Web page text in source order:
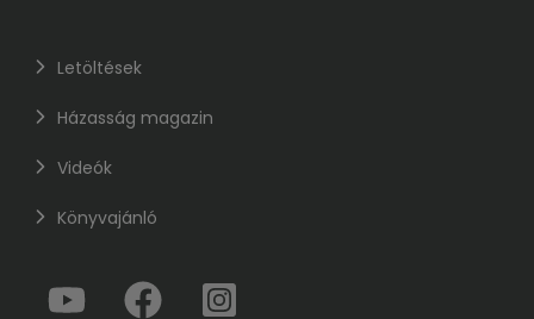
Letöltések
Házasság magazin
Videók
Könyvajánló